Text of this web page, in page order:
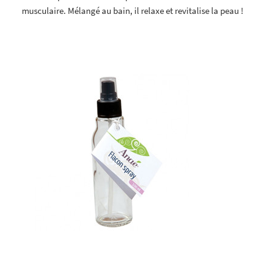
musculaire. Mélangé au bain, il relaxe et revitalise la peau !